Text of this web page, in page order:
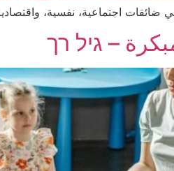
اجتماعية، نفسية،
– גיל רך